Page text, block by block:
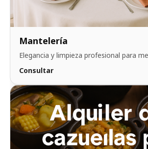
Mantelería
Elegancia y limpieza profesional para
Consultar